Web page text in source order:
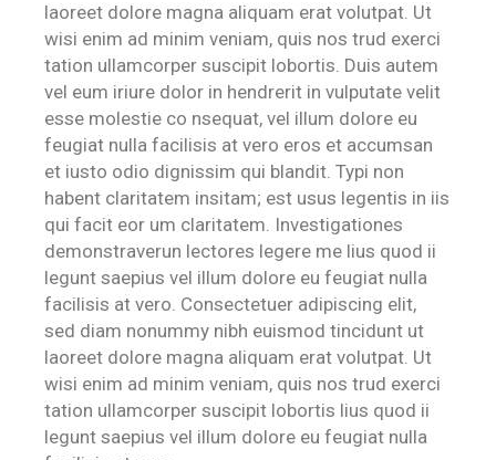
laoreet dolore magna aliquam erat volutpat. Ut
wisi enim ad minim veniam, quis nos trud exerci
tation ullamcorper suscipit lobortis. Duis autem
vel eum iriure dolor in hendrerit in vulputate velit
esse molestie co nsequat, vel illum dolore eu
feugiat nulla facilisis at vero eros et accumsan
et iusto odio dignissim qui blandit. Typi non
habent claritatem insitam; est usus legentis in iis
qui facit eor um claritatem. Investigationes
demonstraverun lectores legere me lius quod ii
legunt saepius vel illum dolore eu feugiat nulla
facilisis at vero. Consectetuer adipiscing elit,
sed diam nonummy nibh euismod tincidunt ut
laoreet dolore magna aliquam erat volutpat. Ut
wisi enim ad minim veniam, quis nos trud exerci
tation ullamcorper suscipit lobortis lius quod ii
legunt saepius vel illum dolore eu feugiat nulla